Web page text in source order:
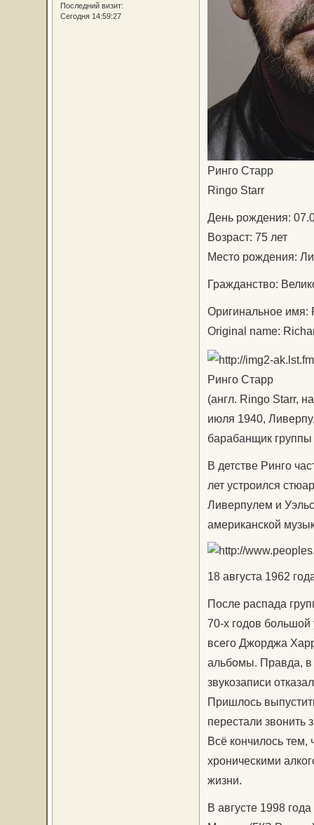
Последний визит:
Сегодня 14:59:27
Ринго Старр
Ringo Starr
День рождения:
Возраст: 75 лет
Место рождения:
Гражданство:
Оригинальное имя:
Original name:
Ринго Старр
(англ. Ringo Starr,
июля 1940,
барабанщик
В детстве Ринго
лет устроился
Ливерпулем и
американской
18 августа 1962
После распада
70-х годов
всего Джорджа
альбомы. Правда, в
звукозаписи
Пришлось
перестали звонить
Всё кончилось тем,
хроническими
жизни.
В августе 1998